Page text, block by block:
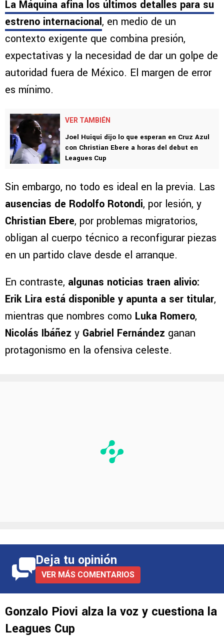
La Máquina afina los últimos detalles para su
estreno internacional, en medio de un
contexto exigente que combina presión,
expectativas y la necesidad de dar un golpe de
autoridad fuera de México. El margen de error
es mínimo.
VER TAMBIÉN
Joel Huiqui dijo lo que esperan en Cruz Azul
con Christian Ebere a horas del debut en
Leagues Cup
Sin embargo, no todo es ideal en la previa. Las
ausencias de Rodolfo Rotondi, por lesión, y
Christian Ebere, por problemas migratorios,
obligan al cuerpo técnico a reconfigurar piezas
en un partido clave desde el arranque.
En contraste, algunas noticias traen alivio:
Erik Lira está disponible y apunta a ser titular,
mientras que nombres como Luka Romero,
Nicolás Ibáñez y Gabriel Fernández ganan
protagonismo en la ofensiva celeste.
Deja tu opinión
VER MÁS COMENTARIOS
Gonzalo Piovi alza la voz y cuestiona la
Leagues Cup